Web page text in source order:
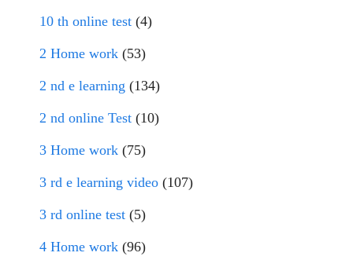
10 th online test (4)
2 Home work (53)
2 nd e learning (134)
2 nd online Test (10)
3 Home work (75)
3 rd e learning video (107)
3 rd online test (5)
4 Home work (96)